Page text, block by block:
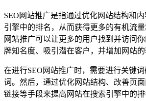
SEO网站推广是指通过优化网站结构和
引擎中的排名，从而获得更多的有机流
网站推广可以让更多的用户找到并访问
牌知名度、吸引潜在客户，并增加网站的
在进行SEO网站推广时，需要进行关键
词。然后，通过优化网站结构、改善页
链接等手段来提高网站在搜索引擎中的